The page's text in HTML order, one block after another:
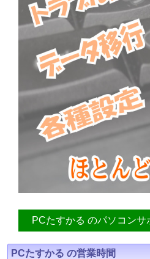
PCたすかる のパソコンサ
PCたすかる の営業時間